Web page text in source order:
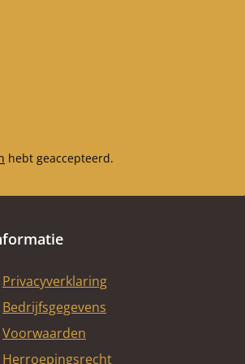
hebt geaccepteerd.
Privacyverklaring
Bedrijfsgegevens
Voorwaarden
Herroepingsrecht